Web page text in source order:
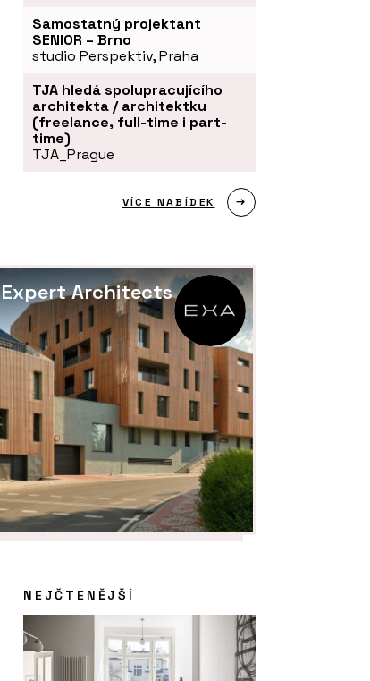
Samostatný projektant
SENIOR – Brno
studio Perspektiv, Praha
TJA hledá spolupracujícího
architekta / architektku
(freelance, full-time i part-
time)
TJA_Prague
VÍCE NABÍDEK
Expert Architects
NEJČTENĚJŠÍ